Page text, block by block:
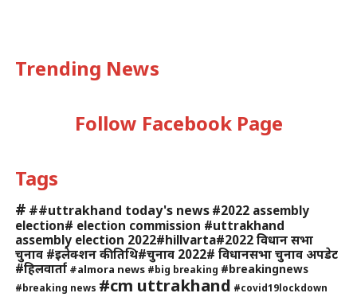
Trending News
Follow Facebook Page
Tags
# ##uttrakhand today's news #2022 assembly
election# election commission #uttrakhand
assembly election 2022#hillvarta#2022 विधान सभा
चुनाव #इलेक्शन की तिथि#चुनाव 2022# विधानसभा चुनाव अपडेट
#हिलवार्ता #almora news #big breaking #breakingnews
#breaking news #cm uttrakhand #covid19lockdown